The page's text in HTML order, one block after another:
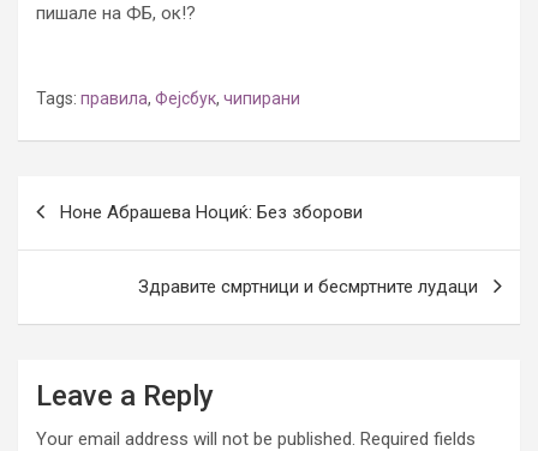
пишале на ФБ, ок!?
Tags: правила, Фејсбук, чипирани
navigation
Ноне Абрашева Ноциќ: Без зборови
Здравите смртници и бесмртните лудаци
Leave a Reply
Your email address will not be published. Required fields